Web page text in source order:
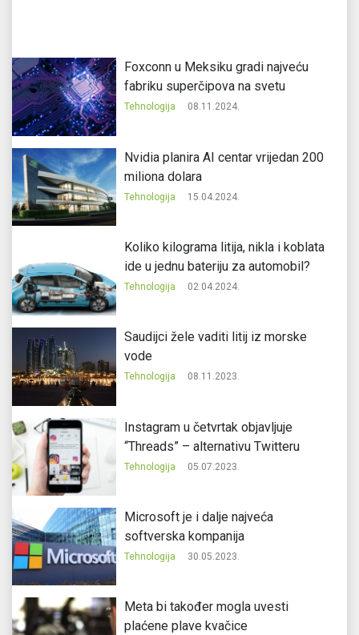
Foxconn u Meksiku gradi najveću
fabriku superčipova na svetu
Tehnologija 08.11.2024.
Nvidia planira AI centar vrijedan 200
miliona dolara
Tehnologija 15.04.2024.
Koliko kilograma litija, nikla i koblata
ide u jednu bateriju za automobil?
Tehnologija 02.04.2024.
Saudijci žele vaditi litij iz morske
vode
Tehnologija 08.11.2023.
Instagram u četvrtak objavljuje
“Threads” – alternativu Twitteru
Tehnologija 05.07.2023.
Microsoft je i dalje najveća
softverska kompanija
Tehnologija 30.05.2023.
Meta bi također mogla uvesti
plaćene plave kvačice